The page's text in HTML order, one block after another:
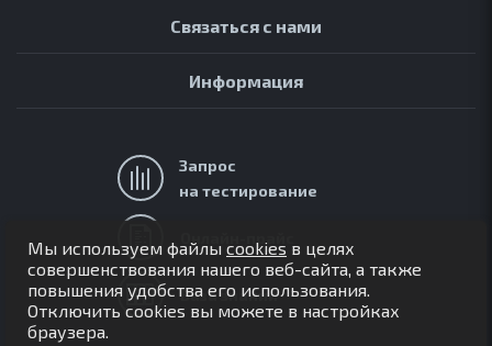
АРХИВ
FAQ
ОНЛАЙН-ПРАЙС
Мы используем файлы cookies в целях
совершенствования нашего веб-сайта, а также
повышения удобства его использования.
Отключить cookies вы можете в настройках
браузера.
Связаться с нами
Информация
Запрос
на тестирование
База знаний